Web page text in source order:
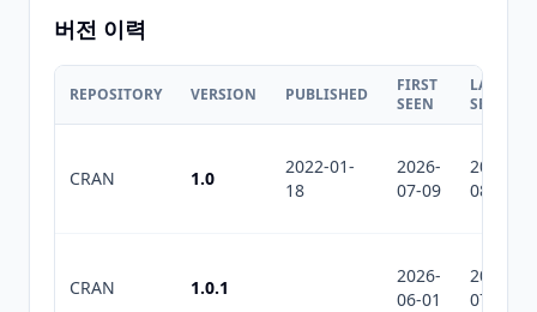
버전 이력
REPOSITORY VERSION PUBLISHED
FIRST
SEEN
LAST
SEEN
CRAN 1.0
2022-01-
18
2026-
07-09
2026-
08-06
CRAN 1.0.1
2026-
06-01
2026-
07-10